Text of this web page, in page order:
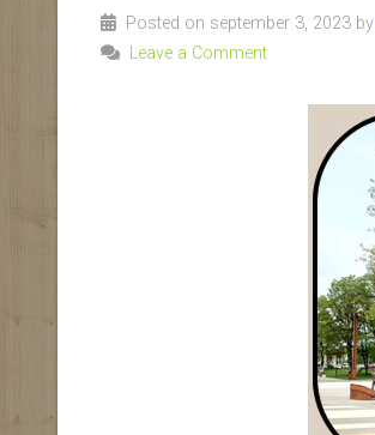
Posted on september 3, 2023 by
Leave a Comment